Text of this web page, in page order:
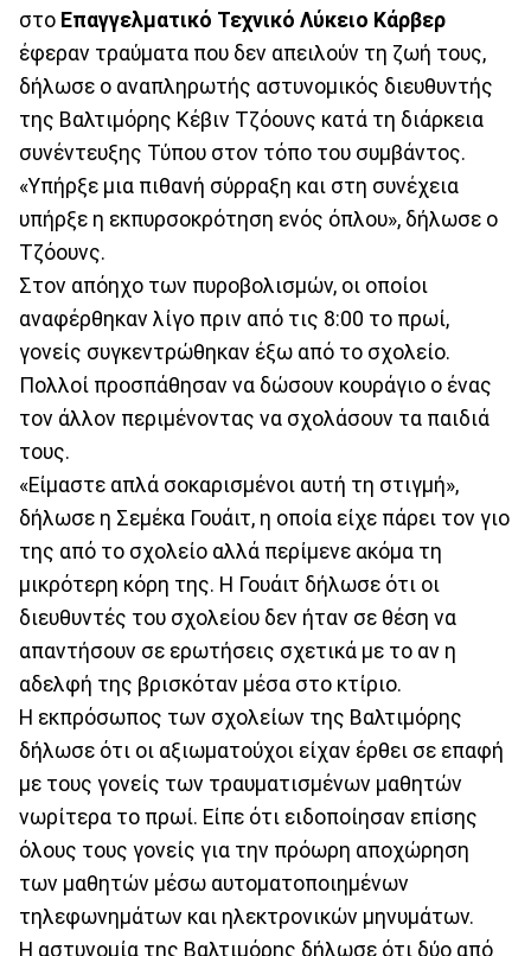
στο Επαγγελματικό Τεχνικό Λύκειο Κάρβερ
έφεραν τραύματα που δεν απειλούν τη ζωή τους,
δήλωσε ο αναπληρωτής αστυνομικός διευθυντής
της Βαλτιμόρης Κέβιν Τζόουνς κατά τη διάρκεια
συνέντευξης Τύπου στον τόπο του συμβάντος.
«Υπήρξε μια πιθανή σύρραξη και στη συνέχεια
υπήρξε η εκπυρσοκρότηση ενός όπλου», δήλωσε ο
Τζόουνς.
Στον απόηχο των πυροβολισμών, οι οποίοι
αναφέρθηκαν λίγο πριν από τις 8:00 το πρωί,
γονείς συγκεντρώθηκαν έξω από το σχολείο.
Πολλοί προσπάθησαν να δώσουν κουράγιο ο ένας
τον άλλον περιμένοντας να σχολάσουν τα παιδιά
τους.
«Είμαστε απλά σοκαρισμένοι αυτή τη στιγμή»,
δήλωσε η Σεμέκα Γουάιτ, η οποία είχε πάρει τον γιο
της από το σχολείο αλλά περίμενε ακόμα τη
μικρότερη κόρη της. Η Γουάιτ δήλωσε ότι οι
διευθυντές του σχολείου δεν ήταν σε θέση να
απαντήσουν σε ερωτήσεις σχετικά με το αν η
αδελφή της βρισκόταν μέσα στο κτίριο.
Η εκπρόσωπος των σχολείων της Βαλτιμόρης
δήλωσε ότι οι αξιωματούχοι είχαν έρθει σε επαφή
με τους γονείς των τραυματισμένων μαθητών
νωρίτερα το πρωί. Είπε ότι ειδοποίησαν επίσης
όλους τους γονείς για την πρόωρη αποχώρηση
των μαθητών μέσω αυτοματοποιημένων
τηλεφωνημάτων και ηλεκτρονικών μηνυμάτων.
Η αστυνομία της Βαλτιμόρης δήλωσε ότι δύο από